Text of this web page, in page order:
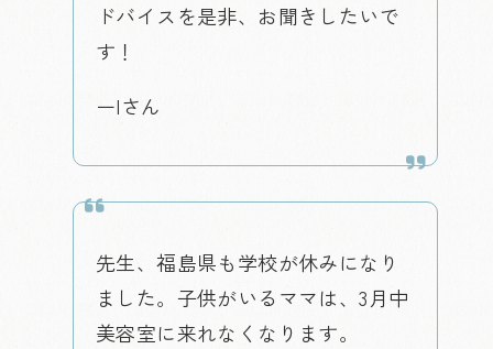
ドバイスを是非、お聞きしたいで
す！
ーIさん
先生、福島県も学校が休みになり
ました。子供がいるママは、3月中
美容室に来れなくなります。